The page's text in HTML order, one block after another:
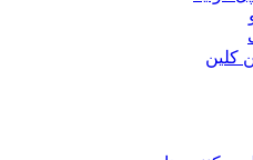
کلین